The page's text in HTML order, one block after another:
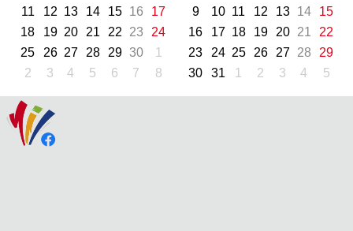
11
12 13 14 15 16
17
18
19 20 21 22 23
24
25
26 27 28 29 30
1
2
3 4 5 6 7 8
9
10 11 12 13 14
15
16
17 18 19 20 21
22
23
24 25 26 27 28
29
30
31 1 2 3 4 5